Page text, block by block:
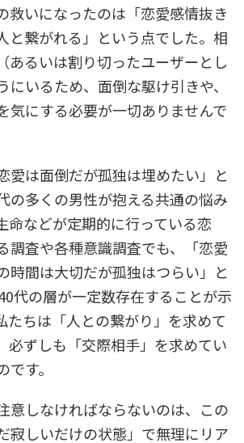
救いになったのは「恋愛感情抜き
と繋がれる」という点でした。相
あるいは割り切ったユーザーとし
にいるため、面倒な駆け引きや、
気にする必要が一切ありませんで
愛は面倒だが孤独は埋めたい」と
の多くの男性が抱える共通の悩み
命などが定期的に行っている恋
調査や各種意識調査でも、「恋愛
時間は大切だが孤独はつらい」と
代の層が一定数存在することが示
たちは「人との繋がり」を求めて
必ずしも「交際相手」を求めてい
す。
意しなければならないのは、この
寂しいだけの状態」で無理にリア